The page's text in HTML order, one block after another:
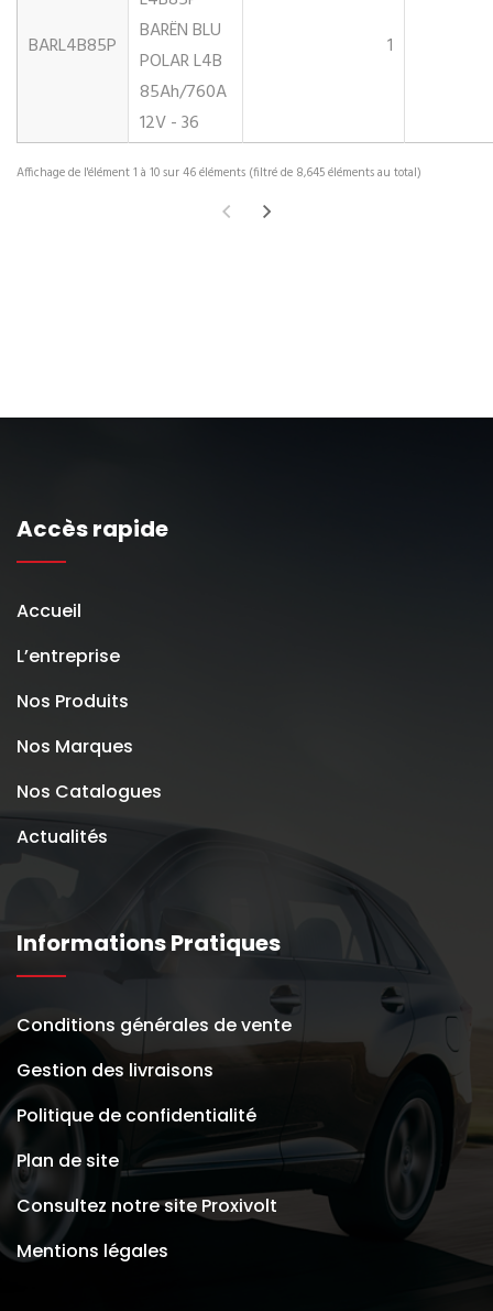
BARL4B85P
BARËN BLU
POLAR L4B
85Ah/760A
12V - 36
1
Affichage de l'élément 1 à 10 sur 46 éléments (filtré de 8,645 éléments au total)
Accès rapide
Accueil
L’entreprise
Nos Produits
Nos Marques
Nos Catalogues
Actualités
Informations Pratiques
Conditions générales de vente
Gestion des livraisons
Politique de confidentialité
Plan de site
Consultez notre site Proxivolt
Mentions légales